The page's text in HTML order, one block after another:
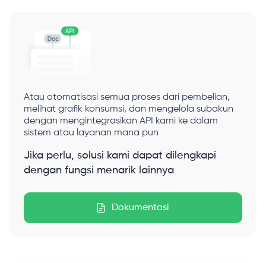
Atau otomatisasi semua proses dari pembelian,
melihat grafik konsumsi, dan mengelola subakun
dengan mengintegrasikan API kami ke dalam
sistem atau layanan mana pun
Jika perlu, solusi kami dapat dilengkapi
dengan fungsi menarik lainnya
Dokumentasi